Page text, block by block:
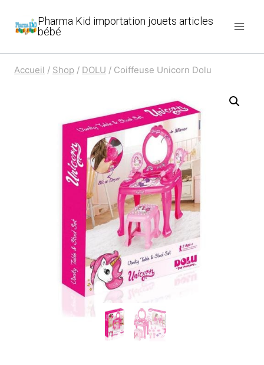
Pharma Kid importation jouets articles
bébé
Accueil / Shop / DOLU / Coiffeuse Unicorn Dolu